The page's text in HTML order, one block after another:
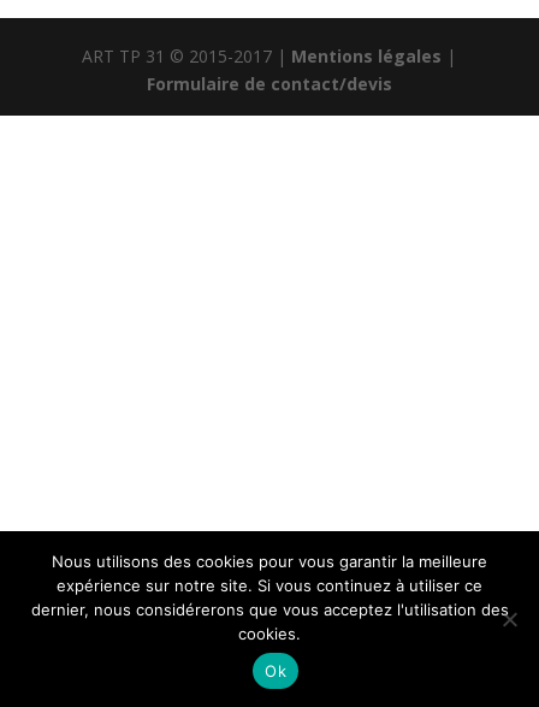
ART TP 31 © 2015-2017 | Mentions légales |
Formulaire de contact/devis
Nous utilisons des cookies pour vous garantir la meilleure
expérience sur notre site. Si vous continuez à utiliser ce
dernier, nous considérerons que vous acceptez l'utilisation des
cookies.
Ok